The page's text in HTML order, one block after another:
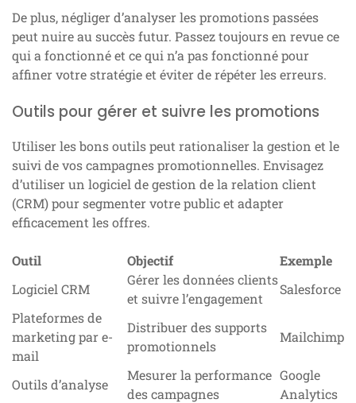
De plus, négliger d’analyser les promotions passées
peut nuire au succès futur. Passez toujours en revue ce
qui a fonctionné et ce qui n’a pas fonctionné pour
affiner votre stratégie et éviter de répéter les erreurs.
Outils pour gérer et suivre les promotions
Utiliser les bons outils peut rationaliser la gestion et le
suivi de vos campagnes promotionnelles. Envisagez
d’utiliser un logiciel de gestion de la relation client
(CRM) pour segmenter votre public et adapter
efficacement les offres.
Outil Objectif
Exemple
Logiciel CRM
Gérer les données clients
et suivre l’engagement
Salesforce
Plateformes de
marketing par e-
mail
Distribuer des supports
promotionnels
Mailchimp
Outils d’analyse
Mesurer la performance
des campagnes
Google
Analytics